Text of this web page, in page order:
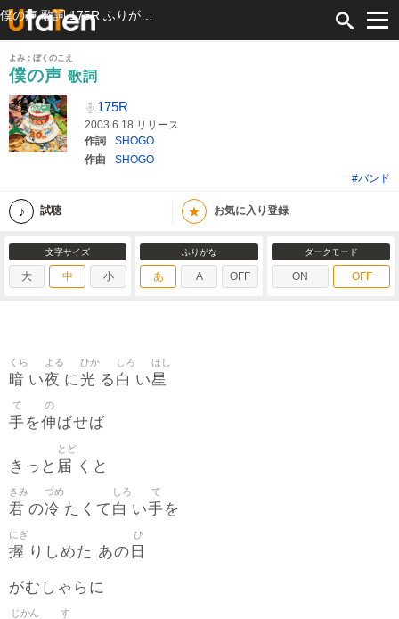
よみ：ぼくのこえ
僕の声 歌詞
175R
2003.6.18 リリース
作詞
SHOGO
作曲
SHOGO
#バンド
試聴 ★ お気に入り登録
文字サイズ
大 中 小
ふりがな
あ A OFF
ダークモード
ON OFF
暗
くら
い夜
よる
に光
ひか
る 白
しろ
い星
ほし
手
て
を伸
の
ばせば
きっと 届
とど
くと
君
きみ
の冷
つめ
たくて 白
しろ
い手
て
を
握
にぎ
りしめた あの 日
ひ
がむしゃらに
じかん す